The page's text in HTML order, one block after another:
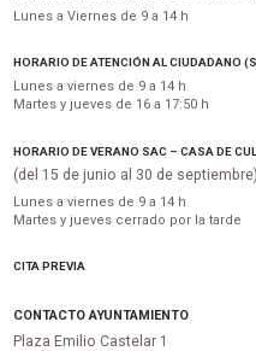
Lunes a Viernes de 9 a 14 h
HORARIO DE ATENCIÓN AL CIUDADANO
Lunes a viernes de 9 a 14 h
Martes y jueves de 16 a 17:50 h
HORARIO DE VERANO SAC – CASA DE
(del 15 de junio al 30 de septiembre)
Lunes a viernes de 9 a 14 h
Martes y jueves cerrado por la tarde
CITA PREVIA
CONTACTO AYUNTAMIENTO
Plaza Emilio Castelar 1